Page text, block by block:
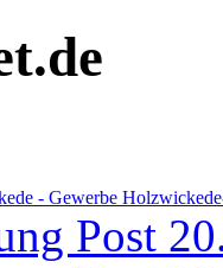
- Gewerbe
Post